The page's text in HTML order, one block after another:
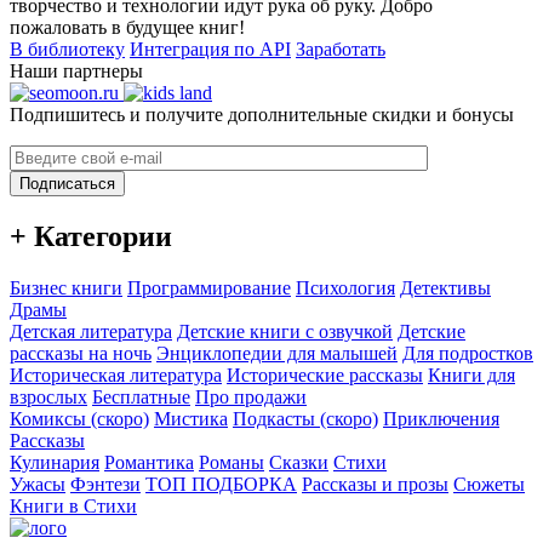
творчество и технологии идут рука об руку. Добро
пожаловать в будущее книг!
В библиотеку Интеграция по API Заработать
Наши партнеры
Подпишитесь и получите дополнительные скидки и бонусы
Подписаться
+ Категории
Бизнес книги Программирование Психология Детективы
Драмы
Детская литература Детские книги с озвучкой Детские
рассказы на ночь Энциклопедии для малышей Для подростков
Историческая литература Исторические рассказы Книги для
взрослых Бесплатные Про продажи
Комиксы (скоро) Мистика Подкасты (скоро) Приключения
Рассказы
Кулинария Романтика Романы Сказки Стихи
Ужасы Фэнтези ТОП ПОДБОРКА Рассказы и прозы Сюжеты
Книги в Стихи